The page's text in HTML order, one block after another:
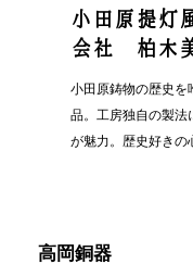
小田原提灯
会社 柏木
小田原鋳物の歴史を
品。工房独自の製法
が魅力。歴史好きの
高岡銅器